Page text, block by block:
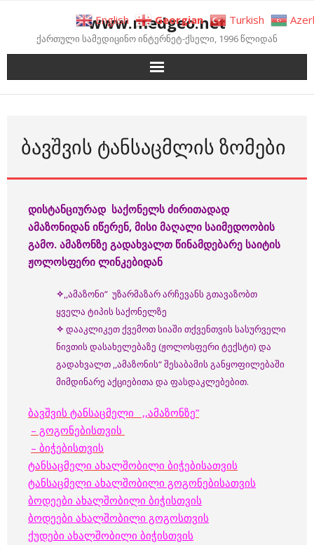
www.medgeo.net
ქართული სამედიცინო ინტერნეტ-ქსელი, 1996 წლიდან
ᲑᲐᲕᲨᲕᲘᲡ ᲢᲐᲜᲡᲐᲪᲛᲚᲘᲡ ᲖᲝᲛᲔᲑᲘ
დისტანციურად საქონელს ძირითადად
ამაზონიდან იწერენ, მისი მაღალი საიმედოობის
გამო. ამაზონზე გადახვალთ წინამდებარე საიტის
ჟოლოსფერი ლინკებიდან
✧,,ამაზონი” უზარმაზარ არჩევანს გთავაზობთ
ყველა ტიპის საქონელზე
✧ დააკლიკეთ ქვემოთ სიაში თქვენთვის სასურველი
ნივთის დასახელებაზე (ჟოლოსფერი ტექსტი) და
გადახვალთ ,,ამაზონის“ შესაბამის განყოფილებაში
მიმდინარე აქციებითა და ფასდაკლებებით.
ბავშვის ტანსაცმელი ,,ამაზონზე”
– გოგონებისთვის
– ბიჭებისთვის
ტანსაცმელი ახალშობილი ბიჭებისათვის
ტანსაცმელი ახალშობილი გოგონებისათვის
ბოდეები ახალშობილი ბიჭისთვის
ბოდეები ახალშობილი გოგოსთვის
ქუდები ახალშობილი ბიჭისთვის
English Georgian Turkish